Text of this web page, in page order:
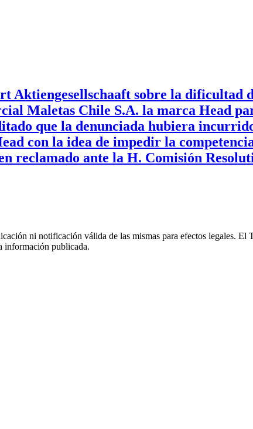
Aktiengesellschaaft sobre la dificultad
Maletas Chile S.A. la marca Head
que la denunciada hubiera
con la idea de impedir la
reclamado ante la H. Comisión
ni notificación válida de las mismas para efectos legales.
información publicada.